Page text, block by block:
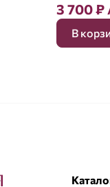
3 700₽
В